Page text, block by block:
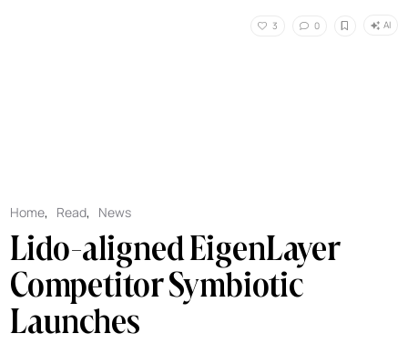
3 0 AI
Home, Read, News
Lido-aligned EigenLayer
Competitor Symbiotic
Launches